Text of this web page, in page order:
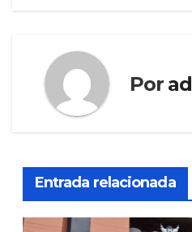
Por
Entrada relacionada